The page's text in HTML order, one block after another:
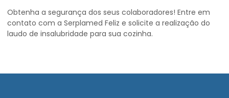
Obtenha a segurança dos seus colaboradores! Entre em
contato com a Serplamed Feliz e solicite a realização do
laudo de insalubridade para sua cozinha.